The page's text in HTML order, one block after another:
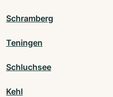
Schramberg
Teningen
Schluchsee
Kehl